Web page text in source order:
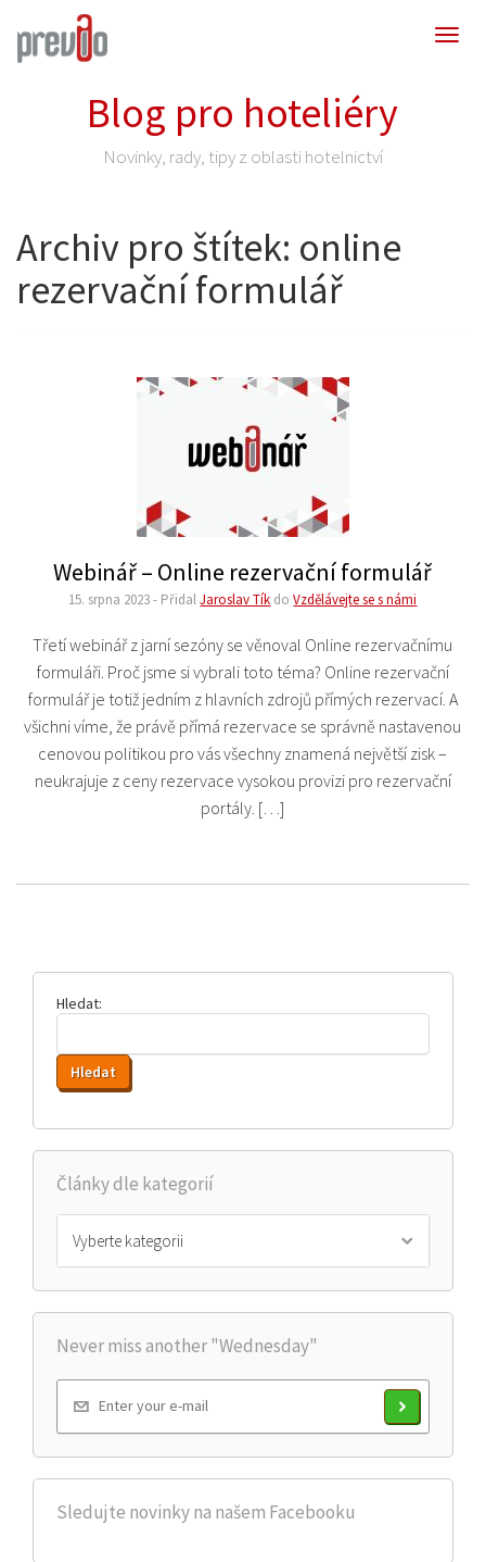
Blog pro hoteliéry
Novinky, rady, tipy z oblasti hotelnictví
Archiv pro štítek: online
rezervační formulář
Webinář – Online rezervační formulář
15. srpna 2023- PřidalJaroslav Tík doVzdělávejte se s námi
Třetí webinář z jarní sezóny se věnoval Online rezervačnímu
formuláři. Proč jsme si vybrali toto téma? Online rezervační
formulář je totiž jedním z hlavních zdrojů přímých rezervací. A
všichni víme, že právě přímá rezervace se správně nastavenou
cenovou politikou pro vás všechny znamená největší zisk –
neukrajuje z ceny rezervace vysokou provizi pro rezervační
portály. […]
Hledat:
Články dle kategorií
Vyberte kategorii
Never miss another "Wednesday"
Sledujte novinky na našem Facebooku